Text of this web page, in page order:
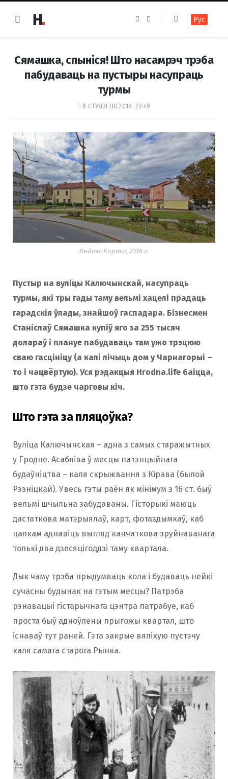
e
o
k
t
r
a
m
Рус
Сямашка, спыніся! Што насамрэч трэба
пабудаваць на пустыры насупраць
турмы
8 СТУДЗЕНЯ 2019, 22:49
Яндекс.Карты, 2016 г.
Пустыр на вуліцы Калючынскай, насупраць
турмы, які тры гады таму вельмі хацелі прадаць
гарадскія ўлады, знайшоў гаспадара. Бізнесмен
Станіслаў Сямашка купіў яго за 255 тысяч
долараў і плануе пабудаваць там ужо трэцюю
сваю гасцініцу (а калі лічыць дом у Чарнагорыі –
то і чацвёртую). Уся рэдакцыя Hrodna.life баіцца,
што гэта будзе чарговы кіч.
Што гэта за пляцоўка?
Вуліца Калючынская – адна з самых старажытных
у Гродне. Асабліва ў месцы патэнцыйнага
будаўніцтва – каля скрыжвання з Кірава (былой
Рэзніцкай). Увесь гэты раён як мінімум з 16 ст. быў
вельмі шчыльна забудаваны. Гісторыкі маюць
дастаткова матэрыялаў, карт, фотаздымкаў, каб
цалкам аднавіць выгляд канчаткова зруйнаванага
толькі два дзесяцігоддзі таму квартала.
Дык чаму трэба прыдумваць кола і будаваць нейкі
сучасны будынак на гэтым месцы? Патрэба
рэнавацыі гістарычнага цэнтра патрабуе, каб
проста быў адноўлены прыгожы квартал, што
існаваў тут раней. Гэта закрые вялікую пустэчу
каля самага старога Рынка.